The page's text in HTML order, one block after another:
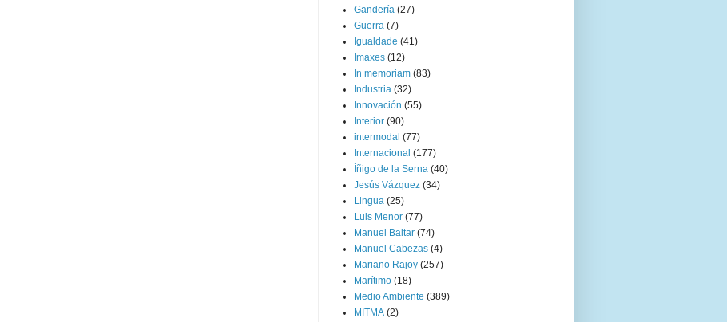
Gandería (27)
Guerra (7)
Igualdade (41)
Imaxes (12)
In memoriam (83)
Industria (32)
Innovación (55)
Interior (90)
intermodal (77)
Internacional (177)
Íñigo de la Serna (40)
Jesús Vázquez (34)
Lingua (25)
Luis Menor (77)
Manuel Baltar (74)
Manuel Cabezas (4)
Mariano Rajoy (257)
Marítimo (18)
Medio Ambiente (389)
MITMA (2)